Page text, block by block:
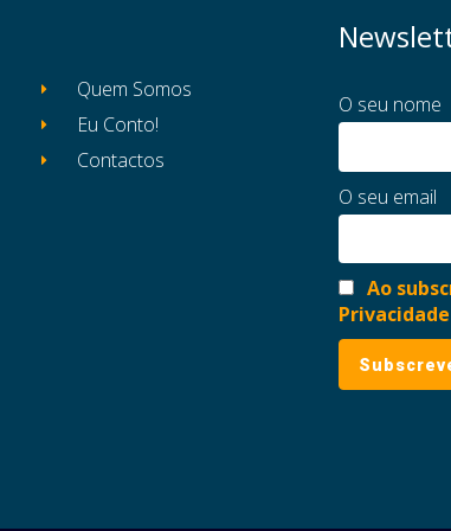
Quem Somos
Eu Conto!
Contactos
O seu nome
O seu email
Ao